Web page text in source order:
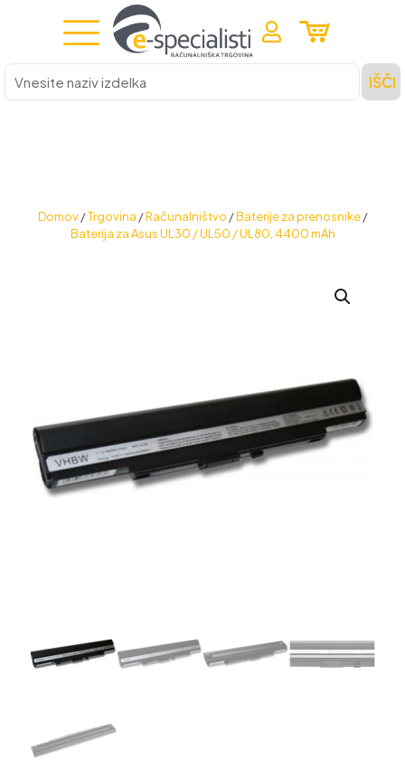
Vnesite
naziv
izdelka
IŠČI
Domov /Trgovina /Računalništvo /Baterije za prenosnike /
Baterija za Asus UL30 / UL50 / UL80, 4400 mAh